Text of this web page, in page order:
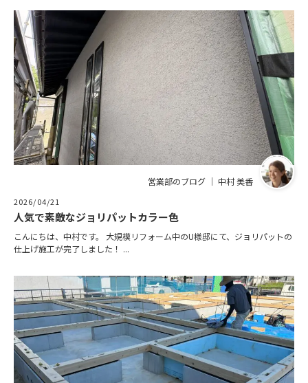
営業部のブログ ｜ 中村 美香
2026/04/21
人気で素敵なジョリパットカラー色
こんにちは、中村です。 大規模リフォーム中のU様邸にて、ジョリパットの
仕上げ施工が完了しました！ ...